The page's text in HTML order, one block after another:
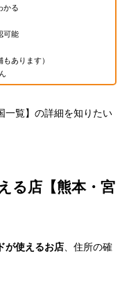
かる
可能
あります）
一覧】の詳細を知りたい
る店【熊本・宮
が使えるお店、住所の確